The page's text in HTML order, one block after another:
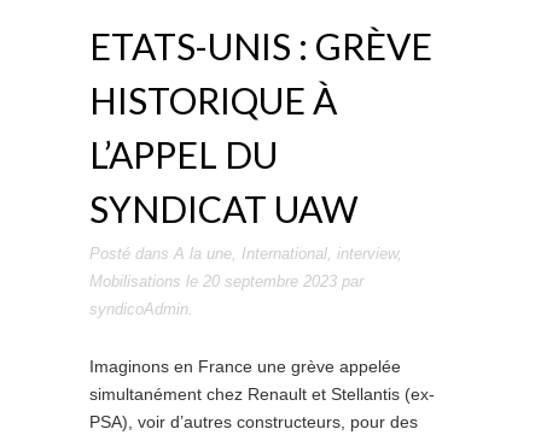
ETATS-UNIS : GRÈVE
HISTORIQUE À
L’APPEL DU
SYNDICAT UAW
Posté dans A la une, International, interview,
Mobilisations le 20 septembre 2023 par
syndicoAdmin.
Imaginons en France une grève appelée
simultanément chez Renault et Stellantis (ex-
PSA), voir d’autres constructeurs, pour des